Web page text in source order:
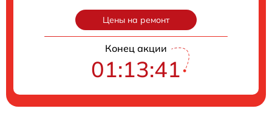
Цены на ремонт
Конец акции
01:13:40